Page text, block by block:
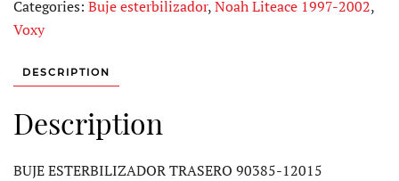
90385-
12015
quantity
Categories: Buje esterbilizador,Noah Liteace 1997-2002,
Voxy
DESCRIPTION
Description
BUJE ESTERBILIZADOR TRASERO 90385-12015